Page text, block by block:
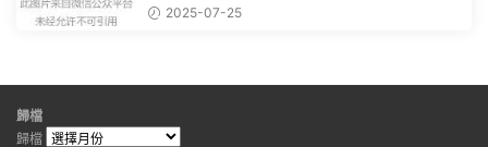
文。 滑動一下屏幕，就能看到...
2025-07-25
歸檔
歸檔